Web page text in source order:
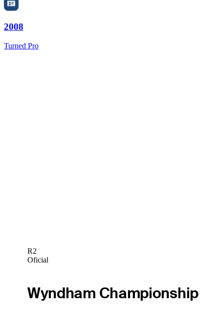
2008
Turned Pro
R2
Oficial
Wyndham Championship